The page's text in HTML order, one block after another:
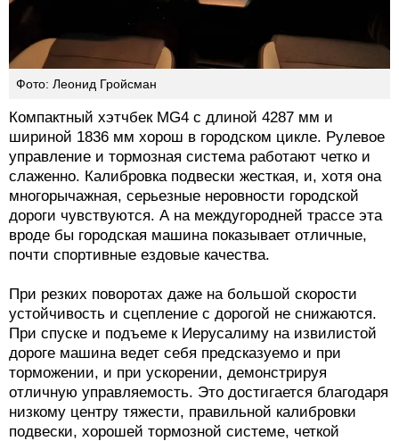
Фото: Леонид Гройсман
Компактный хэтчбек MG4 с длиной 4287 мм и
шириной 1836 мм хорош в городском цикле. Рулевое
управление и тормозная система работают четко и
слаженно. Калибровка подвески жесткая, и, хотя она
многорычажная, серьезные неровности городской
дороги чувствуются. А на междугородней трассе эта
вроде бы городская машина показывает отличные,
почти спортивные ездовые качества.
При резких поворотах даже на большой скорости
устойчивость и сцепление с дорогой не снижаются.
При спуске и подъеме к Иерусалиму на извилистой
дороге машина ведет себя предсказуемо и при
торможении, и при ускорении, демонстрируя
отличную управляемость. Это достигается благодаря
низкому центру тяжести, правильной калибровки
подвески, хорошей тормозной системе, четкой